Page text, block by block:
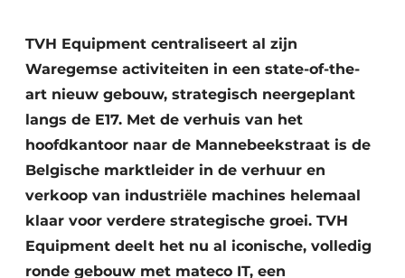
TVH Equipment centraliseert al zijn
Waregemse activiteiten in een state-of-the-
art nieuw gebouw, strategisch neergeplant
langs de E17. Met de verhuis van het
hoofdkantoor naar de Mannebeekstraat is de
Belgische marktleider in de verhuur en
verkoop van industriële machines helemaal
klaar voor verdere strategische groei. TVH
Equipment deelt het nu al iconische, volledig
ronde gebouw met mateco IT, een